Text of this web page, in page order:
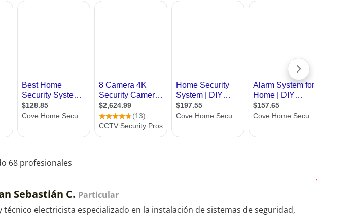
68 profesionales
Sebastián C. Particular
técnico electricista especializado en la instalación de sistemas de seguridad,